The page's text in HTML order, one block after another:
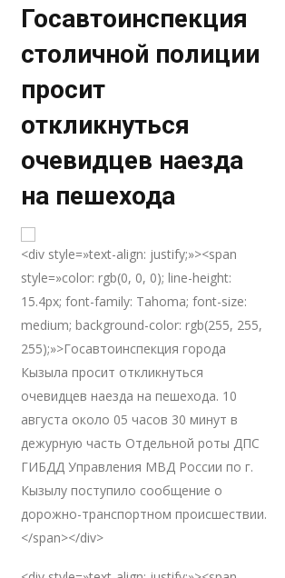
Госавтоинспекция
столичной полиции
просит
откликнуться
очевидцев наезда
на пешехода
<div style=»text-align: justify;»><span
style=»color: rgb(0, 0, 0); line-height:
15.4px; font-family: Tahoma; font-size:
medium; background-color: rgb(255, 255,
255);»>Госавтоинспекция города
Кызыла просит откликнуться
очевидцев наезда на пешехода. 10
августа около 05 часов 30 минут в
дежурную часть Отдельной роты ДПС
ГИБДД Управления МВД России по г.
Кызылу поступило сообщение о
дорожно-транспортном происшествии.
</span></div>